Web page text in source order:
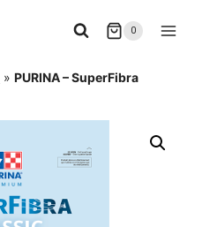
0
» PURINA – SuperFibra